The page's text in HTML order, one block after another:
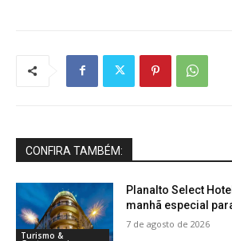
CONFIRA TAMBÉM:
Turismo &
Planalto Select
manhã especial
7 de agosto de 2026